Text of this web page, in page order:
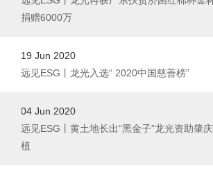
捐赠6000万
19 Jun 2020
远见ESG丨龙光入选“ 2020中国慈善榜”
04 Jun 2020
远见ESG丨黄土地长出“黑金子”龙光资助肇
植